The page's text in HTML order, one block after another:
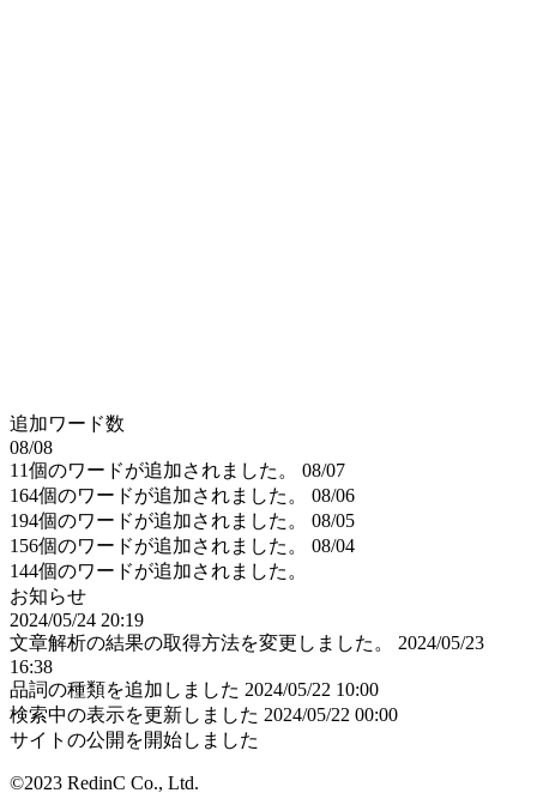
追加ワード数
08/08
11個のワードが追加されました。
08/07
164個のワードが追加されました。
08/06
194個のワードが追加されました。
08/05
156個のワードが追加されました。
08/04
144個のワードが追加されました。
お知らせ
2024/05/24 20:19
文章解析の結果の取得方法を変更しました。
2024/05/23
16:38
品詞の種類を追加しました 2024/05/22 10:00
検索中の表示を更新しました 2024/05/22 00:00
サイトの公開を開始しました
©2023 RedinC Co., Ltd.